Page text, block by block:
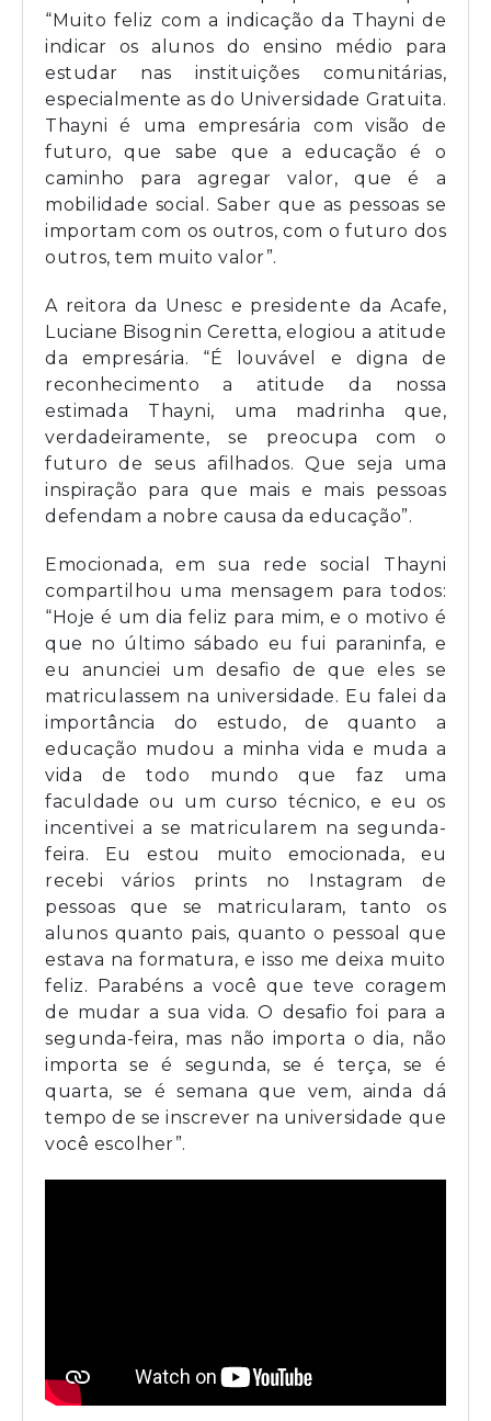
“Muito feliz com a indicação da Thayni de
indicar os alunos do ensino médio para
estudar nas instituições comunitárias,
especialmente as do Universidade Gratuita.
Thayni é uma empresária com visão de
futuro, que sabe que a educação é o
caminho para agregar valor, que é a
mobilidade social. Saber que as pessoas se
importam com os outros, com o futuro dos
outros, tem muito valor”.
A reitora da Unesc e presidente da Acafe,
Luciane Bisognin Ceretta, elogiou a atitude
da empresária. “É louvável e digna de
reconhecimento a atitude da nossa
estimada Thayni, uma madrinha que,
verdadeiramente, se preocupa com o
futuro de seus afilhados. Que seja uma
inspiração para que mais e mais pessoas
defendam a nobre causa da educação”.
Emocionada, em sua rede social Thayni
compartilhou uma mensagem para todos:
“Hoje é um dia feliz para mim, e o motivo é
que no último sábado eu fui paraninfa, e
eu anunciei um desafio de que eles se
matriculassem na universidade. Eu falei da
importância do estudo, de quanto a
educação mudou a minha vida e muda a
vida de todo mundo que faz uma
faculdade ou um curso técnico, e eu os
incentivei a se matricularem na segunda-
feira. Eu estou muito emocionada, eu
recebi vários prints no Instagram de
pessoas que se matricularam, tanto os
alunos quanto pais, quanto o pessoal que
estava na formatura, e isso me deixa muito
feliz. Parabéns a você que teve coragem
de mudar a sua vida. O desafio foi para a
segunda-feira, mas não importa o dia, não
importa se é segunda, se é terça, se é
quarta, se é semana que vem, ainda dá
tempo de se inscrever na universidade que
você escolher”.